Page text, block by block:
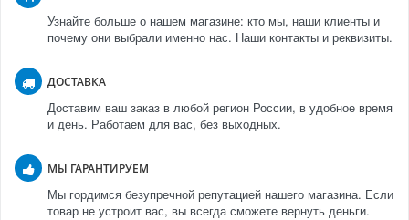
Узнайте больше о нашем магазине: кто мы, наши клиенты и
почему они выбрали именно нас. Наши контакты и реквизиты.
ДОСТАВКА
Доставим ваш заказ в любой регион России, в удобное время
и день. Работаем для вас, без выходных.
МЫ ГАРАНТИРУЕМ
Мы гордимся безупречной репутацией нашего магазина. Если
товар не устроит вас, вы всегда сможете вернуть деньги.